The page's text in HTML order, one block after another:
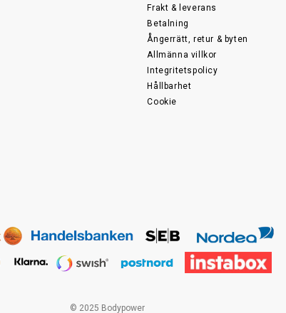
Frakt & leverans
Betalning
Ångerrätt, retur & byten
Allmänna villkor
Integritetspolicy
Hållbarhet
Cookie
© 2025 Bodypower